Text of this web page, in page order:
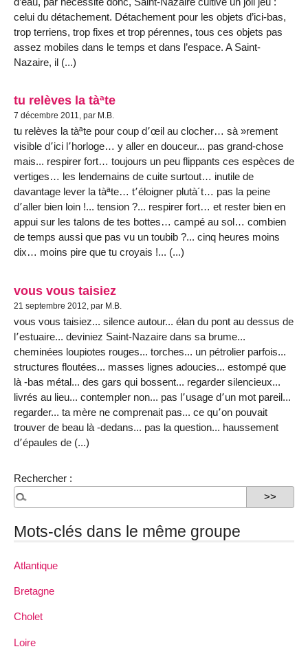
celui du détachement. Détachement pour les objets d’ici-bas,
trop terriens, trop fixes et trop pérennes, tous ces objets pas
assez mobiles dans le temps et dans l’espace. A Saint-
Nazaire, il (...)
tu relèves la tàªte
7 décembre 2011, par M.B.
tu relèves la tàªte pour coup d՚œil au clocher… sà »rement
visible d՚ici l՚horloge… y aller en douceur... pas grand-chose
mais... respirer fort… toujours un peu flippants ces espèces de
vertiges… les lendemains de cuite surtout… inutile de
davantage lever la tàªte… t՚éloigner plutà´t… pas la peine
d՚aller bien loin !... tension ?... respirer fort… et rester bien en
appui sur les talons de tes bottes… campé au sol… combien
de temps aussi que pas vu un toubib ?... cinq heures moins
dix… moins pire que tu croyais !... (...)
vous vous taisiez
21 septembre 2012, par M.B.
vous vous taisiez... silence autour... élan du pont au dessus de
l՚estuaire... deviniez Saint-Nazaire dans sa brume...
cheminées loupiotes rouges... torches... un pétrolier parfois...
structures floutées... masses lignes adoucies... estompé que
là -bas métal... des gars qui bossent... regarder silencieux...
livrés au lieu... contempler non... pas l՚usage d՚un mot pareil...
regarder... ta mère ne comprenait pas... ce qu՚on pouvait
trouver de beau là -dedans... pas la question... haussement
d՚épaules de (...)
Rechercher :
Mots-clés dans le même groupe
Atlantique
Bretagne
Cholet
Loire